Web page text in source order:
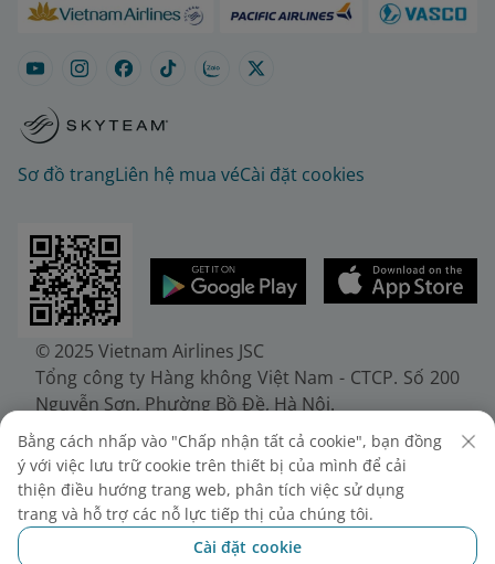
Sơ đồ trangLiên hệ mua véCài đặt cookies
© 2025 Vietnam Airlines JSC
Tổng công ty Hàng không Việt Nam - CTCP. Số 200
Nguyễn Sơn, Phường Bồ Đề, Hà Nội.
Điện thoại: (+84-24) 38272289. Fax: (+84-24)
38722375
Giấy chứng nhận đăng ký doanh nghiệp, mã số
doanh nghiệp 0100107518, đăng ký lần đầu ngày
30/6/2010, đăng ký thay đổi lần thứ 10 ngày
Bằng cách nhấp vào "Chấp nhận tất cả cookie", bạn đồng
ý với việc lưu trữ cookie trên thiết bị của mình để cải
thiện điều hướng trang web, phân tích việc sử dụng
trang và hỗ trợ các nỗ lực tiếp thị của chúng tôi.
Cài đặt cookie